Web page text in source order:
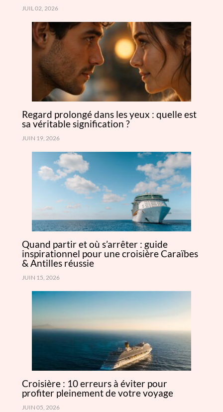
JUIL 02, 2026
Regard prolongé dans les yeux : quelle est
sa véritable signification ?
JUIN 19, 2026
Quand partir et où s’arrêter : guide
inspirationnel pour une croisière Caraïbes
& Antilles réussie
JUIN 15, 2026
Croisière : 10 erreurs à éviter pour
profiter pleinement de votre voyage
JUIN 05, 2026